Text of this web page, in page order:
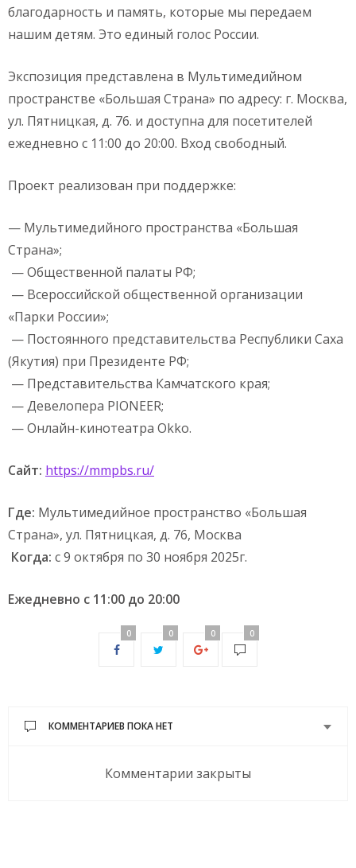
благодарность и память, которые мы передаем
нашим детям. Это единый голос России.
Экспозиция представлена в Мультимедийном
пространстве «Большая Страна» по адресу: г. Москва,
ул. Пятницкая, д. 76. и доступна для посетителей
ежедневно с 11:00 до 20:00. Вход свободный.
Проект реализован при поддержке:
— Мультимедийного пространства «Большая
Страна»;
— Общественной палаты РФ;
— Всероссийской общественной организации
«Парки России»;
— Постоянного представительства Республики Саха
(Якутия) при Президенте РФ;
— Представительства Камчатского края;
— Девелопера PIONEER;
— Онлайн-кинотеатра Okko.
Сайт: https://mmpbs.ru/
Где: Мультимедийное пространство «Большая
Страна», ул. Пятницкая, д. 76, Москва
Когда: с 9 октября по 30 ноября 2025г.
Ежедневно с 11:00 до 20:00
0 0 0 0
КОММЕНТАРИЕВ ПОКА НЕТ
Комментарии закрыты